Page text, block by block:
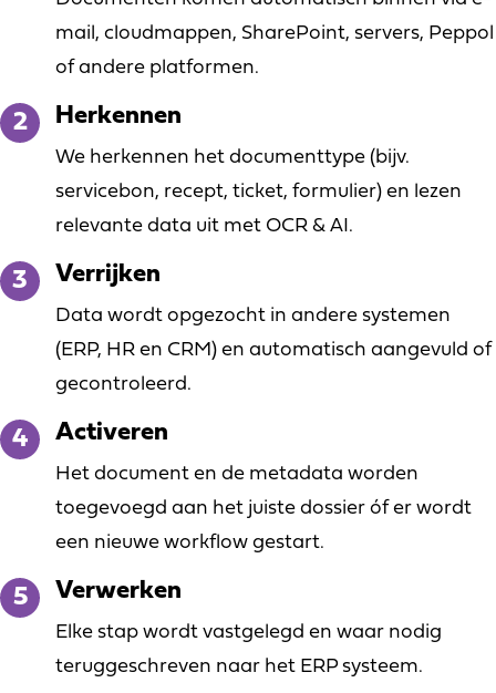
mail, cloudmappen, SharePoint, servers, Peppol
of andere platformen.
Herkennen
We herkennen het documenttype (bijv.
servicebon, recept, ticket, formulier) en lezen
relevante data uit met OCR & AI.
Verrijken
Data wordt opgezocht in andere systemen
(ERP, HR en CRM) en automatisch aangevuld of
gecontroleerd.
Activeren
Het document en de metadata worden
toegevoegd aan het juiste dossier óf er wordt
een nieuwe workflow gestart.
Verwerken
Elke stap wordt vastgelegd en waar nodig
teruggeschreven naar het ERP systeem.